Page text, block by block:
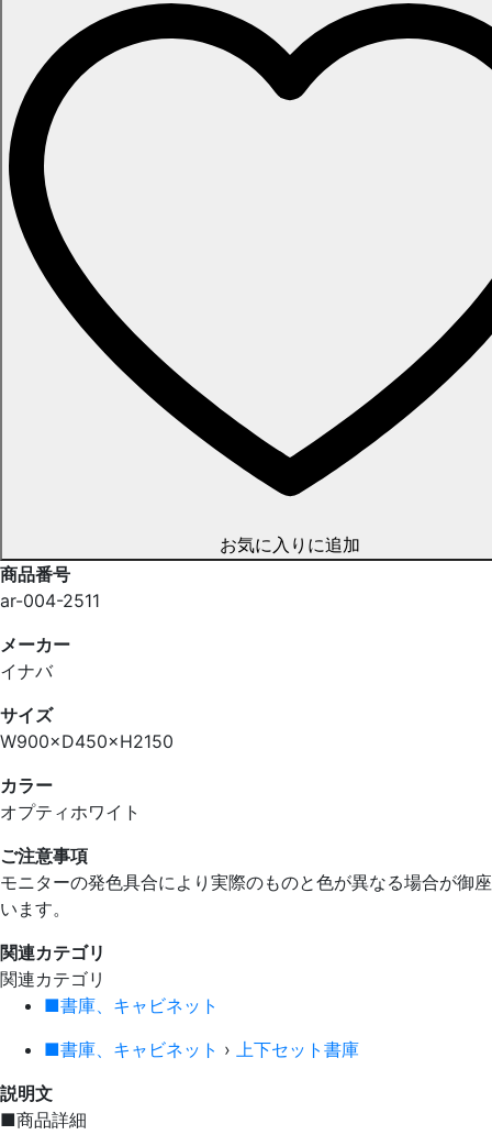
お気に入りに追加
商品番号
ar-004-2511
メーカー
イナバ
サイズ
W900×D450×H2150
カラー
オプティホワイト
ご注意事項
モニターの発色具合により実際のものと色が異なる場合が御座
います。
関連カテゴリ
関連カテゴリ
■書庫、キャビネット
■書庫、キャビネット › 上下セット書庫
説明文
■商品詳細